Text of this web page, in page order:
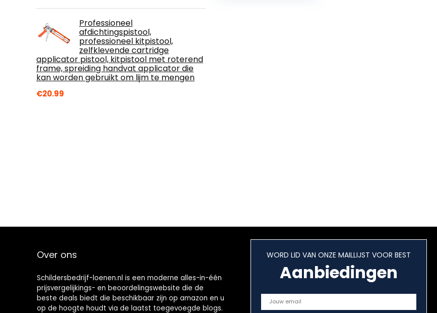
Professioneel
afdichtingspistool,
professioneel kitpistool,
zelfklevende cartridge
applicator pistool, kitpistool met roterend
frame, spreiding handvat applicator die
kan worden gebruikt om lijm te mengen
€20.99
Over ons
Schildersbedrijf-loenen.nl is een moderne alles-in-één
prijsvergelijkings- en beoordelingswebsite die de
beste deals biedt die beschikbaar zijn op amazon en u
op de hoogte houdt via de laatst toegevoegde blogs.
WORD LID VAN ONZE MAILLIJST VOOR BEST
Aanbiedingen